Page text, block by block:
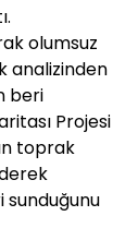
olumsuz
analizinden
beri
Projesi
toprak